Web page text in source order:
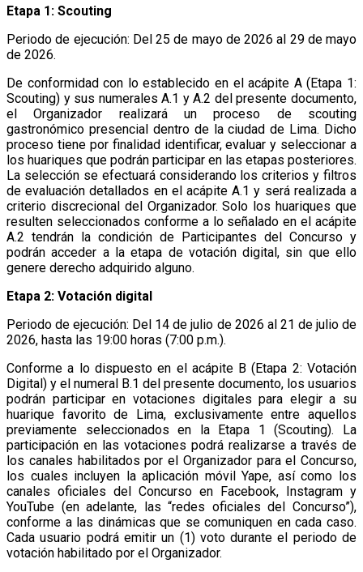
Etapa 1: Scouting
Periodo de ejecución: Del 25 de mayo de 2026 al 29 de mayo
de 2026.
De conformidad con lo establecido en el acápite A (Etapa 1:
Scouting) y sus numerales A.1 y A.2 del presente documento,
el Organizador realizará un proceso de scouting
gastronómico presencial dentro de la ciudad de Lima. Dicho
proceso tiene por finalidad identificar, evaluar y seleccionar a
los huariques que podrán participar en las etapas posteriores.
La selección se efectuará considerando los criterios y filtros
de evaluación detallados en el acápite A.1 y será realizada a
criterio discrecional del Organizador. Solo los huariques que
resulten seleccionados conforme a lo señalado en el acápite
A.2 tendrán la condición de Participantes del Concurso y
podrán acceder a la etapa de votación digital, sin que ello
genere derecho adquirido alguno.
Etapa 2: Votación digital
Periodo de ejecución: Del 14 de julio de 2026 al 21 de julio de
2026, hasta las 19:00 horas (7:00 p.m.).
Conforme a lo dispuesto en el acápite B (Etapa 2: Votación
Digital) y el numeral B.1 del presente documento, los usuarios
podrán participar en votaciones digitales para elegir a su
huarique favorito de Lima, exclusivamente entre aquellos
previamente seleccionados en la Etapa 1 (Scouting). La
participación en las votaciones podrá realizarse a través de
los canales habilitados por el Organizador para el Concurso,
los cuales incluyen la aplicación móvil Yape, así como los
canales oficiales del Concurso en Facebook, Instagram y
YouTube (en adelante, las “redes oficiales del Concurso”),
conforme a las dinámicas que se comuniquen en cada caso.
Cada usuario podrá emitir un (1) voto durante el periodo de
votación habilitado por el Organizador.